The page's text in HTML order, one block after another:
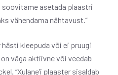
soovitame asetada plaastri
vähendama nähtavust.”
kleepuda või ei pruugi
väga aktiivne või veedab
“Xulane’i plaaster sisaldab